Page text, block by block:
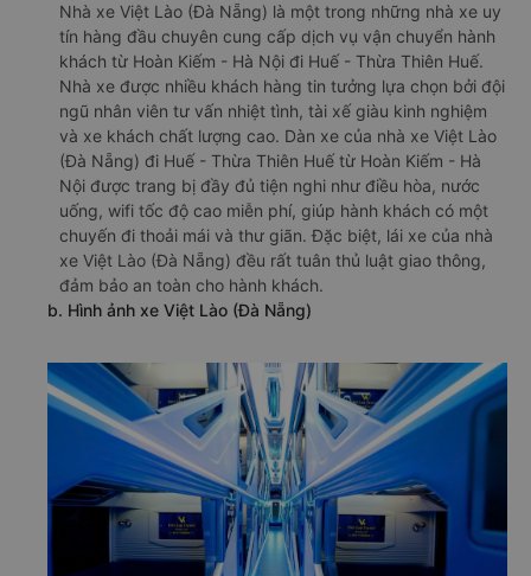
Nhà xe Việt Lào (Đà Nẵng) là một trong những nhà xe uy
tín hàng đầu chuyên cung cấp dịch vụ vận chuyển hành
khách từ Hoàn Kiếm - Hà Nội đi Huế - Thừa Thiên Huế.
Nhà xe được nhiều khách hàng tin tưởng lựa chọn bởi đội
ngũ nhân viên tư vấn nhiệt tình, tài xế giàu kinh nghiệm
và xe khách chất lượng cao. Dàn xe của nhà xe Việt Lào
(Đà Nẵng) đi Huế - Thừa Thiên Huế từ Hoàn Kiếm - Hà
Nội được trang bị đầy đủ tiện nghi như điều hòa, nước
uống, wifi tốc độ cao miễn phí, giúp hành khách có một
chuyến đi thoải mái và thư giãn. Đặc biệt, lái xe của nhà
xe Việt Lào (Đà Nẵng) đều rất tuân thủ luật giao thông,
đảm bảo an toàn cho hành khách.
b. Hình ảnh xe Việt Lào (Đà Nẵng)